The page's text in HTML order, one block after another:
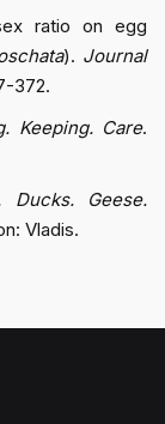
ratio on egg
). Journal
372.
Keeping. Care.
Ducks. Geese.
Vladis.